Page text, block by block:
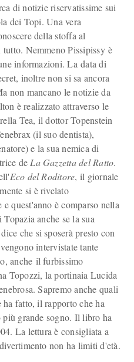
di notizie riservatissime sui
dei Topi. Una vera
della stoffa al
Nemmeno Pissipissy è
informazioni. La data di
inoltre non si sa ancora
non mancano le notizie da
è realizzato attraverso le
Tea, il dottor Topenstein
(il suo dentista),
e la sua nemica di
de La Gazzetta del Ratto.
Eco del Roditore, il giornale
si è rivelato
quest'anno è comparso nella
anche se la sua
che si sposerà presto con
intervistate tante
anche il furbissimo
Topozzi, la portinaia Lucida
Sapremo anche quali
fatto, il rapporto che ha
grande sogno. Il libro ha
La lettura è consigliata a
non ha limiti d'età.